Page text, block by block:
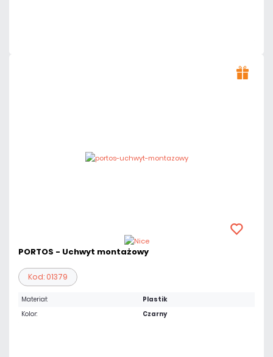
PORTOS - Uchwyt montażowy
Kod: 01379
Materiał:
Plastik
Kolor:
Czarny